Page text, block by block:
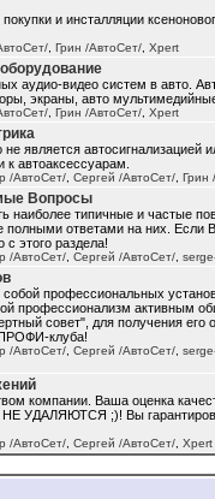
и инсталляции
Грин /АвтоСет/ Xpert
аудио-видео систем в авто.
экраны, авто
Грин /АвтоСет/ Xpert
является автосигнализацией
к автоаксессуарам.
/АвтоСет/ Сергей /АвтоСет/ Грин
Вопросы
наиболее типичные и частые
полными ответами на них. Если
этого раздела!
/АвтоСет/ Сергей /АвтоСет/
профессиональных
профессионализм активным
совет", для получения
ПРОФИ-клуба!
/АвтоСет/ Сергей /АвтоСет/
компании. Ваша оценка
УДАЛЯЮТСЯ ;)! Вы
/АвтоСет/ Сергей /АвтоСет/ Xpert